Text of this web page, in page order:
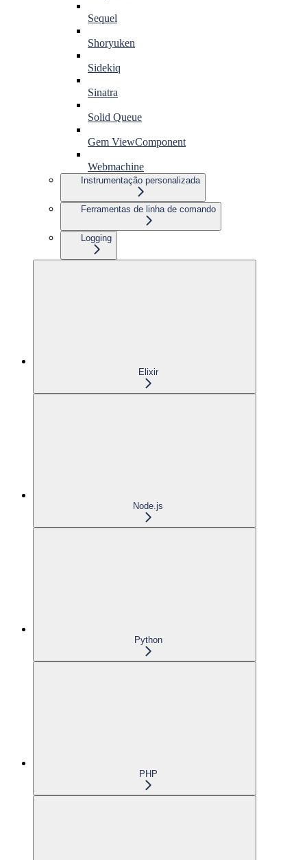
Sequel
Shoryuken
Sidekiq
Sinatra
Solid Queue
Gem ViewComponent
Webmachine
Instrumentação personalizada
Ferramentas de linha de comando
Logging
Elixir
Node.js
Python
PHP